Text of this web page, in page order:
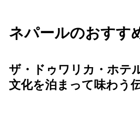
ネパールのおすす
ザ・ドゥワリカ・ホテ
文化を泊まって味わう